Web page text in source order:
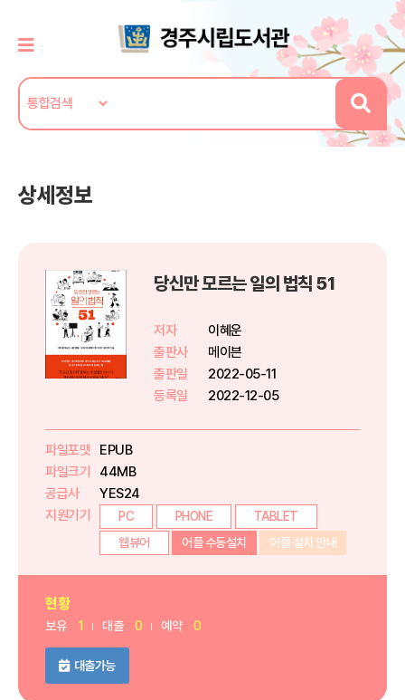
상세정보
당신만 모르는 일의 법칙 51
저자
이혜운
출판사
메이븐
출판일
2022-05-11
등록일
2022-12-05
파일포맷
EPUB
파일크기
44MB
공급사
YES24
지원기기
PC PHONE
TABLET
웹뷰어
어플 수동설치 어플 설치 안내
현황
보유 1 대출 0 예약 0
대출가능